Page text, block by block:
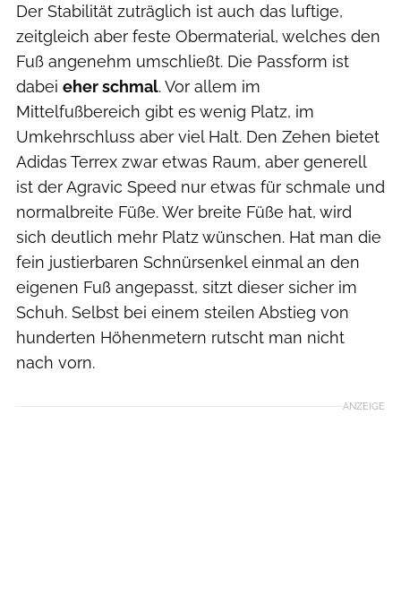
Der Stabilität zuträglich ist auch das luftige,
zeitgleich aber feste Obermaterial, welches den
Fuß angenehm umschließt. Die Passform ist
dabei eher schmal. Vor allem im
Mittelfußbereich gibt es wenig Platz, im
Umkehrschluss aber viel Halt. Den Zehen bietet
Adidas Terrex zwar etwas Raum, aber generell
ist der Agravic Speed nur etwas für schmale und
normalbreite Füße. Wer breite Füße hat, wird
sich deutlich mehr Platz wünschen. Hat man die
fein justierbaren Schnürsenkel einmal an den
eigenen Fuß angepasst, sitzt dieser sicher im
Schuh. Selbst bei einem steilen Abstieg von
hunderten Höhenmetern rutscht man nicht
nach vorn.
ANZEIGE